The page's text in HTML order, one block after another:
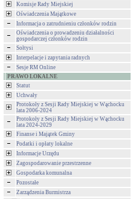
Komisje Rady Miejskiej
Oświadczenia Majątkowe
Informacja o zatrudnieniu członków rodzin
Oświadczenia o prowadzeniu działalności
gospodarczej członków rodzin
Sołtysi
Interpelacje i zapytania radnych
Sesje RM Online
PRAWO LOKALNE
Statut
Uchwały
Protokoły z Sesji Rady Miejskiej w Wąchocku
lata 2006-2024
Protokoły z Sesji Rady Miejskiej w Wąchocku
lata 2024-2029
Finanse i Majątek Gminy
Podatki i opłaty lokalne
Informacje Urzędu
Zagospodarowanie przestrzenne
Gospodarka komunalna
Pozostałe
Zarządzenia Burmistrza